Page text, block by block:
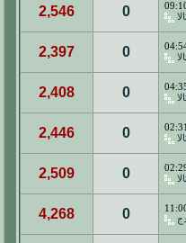
0
2,546
0
2,397
0
2,408
02:31
0
2,446
0
2,509
0
4,268